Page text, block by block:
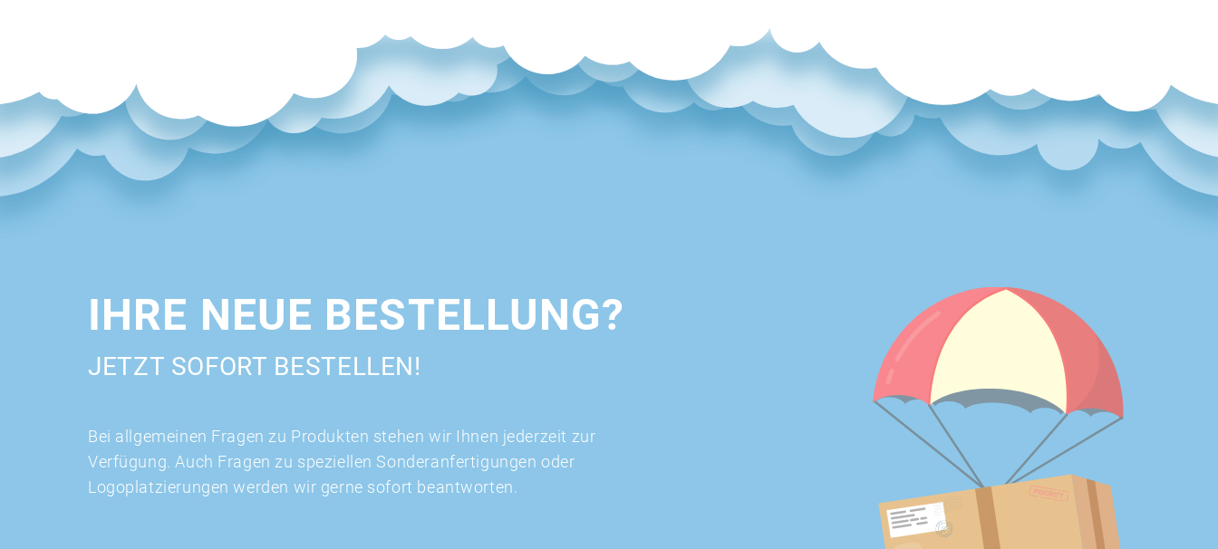
IHRE NEUE BESTELLUNG?
JETZT SOFORT BESTELLEN!
Bei allgemeinen Fragen zu Produkten stehen wir Ihnen jederzeit zur
Verfügung. Auch Fragen zu speziellen Sonderanfertigungen oder
Logoplatzierungen werden wir gerne sofort beantworten.